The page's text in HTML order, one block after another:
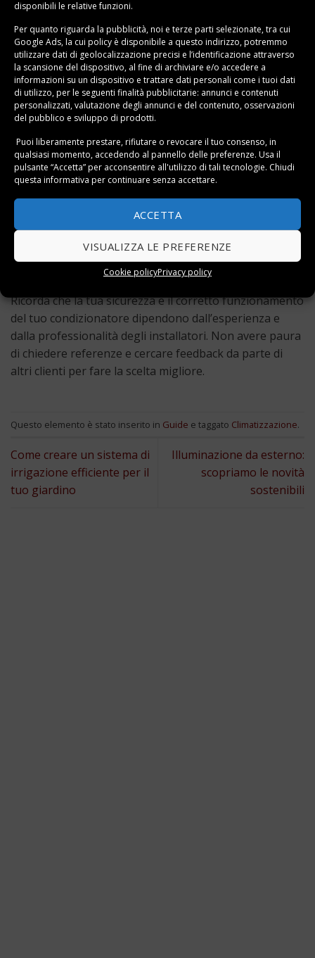
disponibili le relative funzioni.
Per quanto riguarda la pubblicità, noi e terze parti selezionate, tra cui
Google Ads, la cui policy è disponibile a questo indirizzo, potremmo
utilizzare dati di geolocalizzazione precisi e l’identificazione attraverso
la scansione del dispositivo, al fine di archiviare e/o accedere a
informazioni su un dispositivo e trattare dati personali come i tuoi dati
di utilizzo, per le seguenti finalità pubblicitarie: annunci e contenuti
personalizzati, valutazione degli annunci e del contenuto, osservazioni
del pubblico e sviluppo di prodotti.
Puoi liberamente prestare, rifiutare o revocare il tuo consenso, in
qualsiasi momento, accedendo al pannello delle preferenze. Usa il
pulsante “Accetta” per acconsentire all'utilizzo di tali tecnologie. Chiudi
questa informativa per continuare senza accettare.
ACCETTA
VISUALIZZA LE PREFERENZE
Cookie policyPrivacy policy
sui principali motori di ricerca. Verifica la loro
esperienza nel settore ecerca recensioni o
testimonianze di clienti soddisfatti.È anche consigliabile
chiedere raccomandazioni a familiari, amici o viciniche
hanno recentemente installato un condizionatore. In
questo modo,potrai avere una migliore idea delle
opzioni disponibiliescegliere il professionista più
L’installazione di un condizionatore richiede
competenze e conoscenze specifiche che solo gli
installatori di condizionatori specializzati possono
Affidarsi a professionisti esperti garantisce una
corretta installazionee può aiutare aminimizzare i
possibili rischi associati alla manipolazione di elettricità
Ricorda che la tua sicurezza e il corretto funzionamento
del tuo condizionatore dipendono dall’esperienza e
dalla professionalità degli installatori. Non avere paura
di chiedere referenze e cercare feedback da parte di
altri clienti per fare la scelta migliore.
Questo elemento è stato inserito in Guide e taggato Climatizzazione.
Come creare un sistema di
irrigazione efficiente per il
tuo giardino
Illuminazione da esterno:
scopriamo le novità
sostenibili